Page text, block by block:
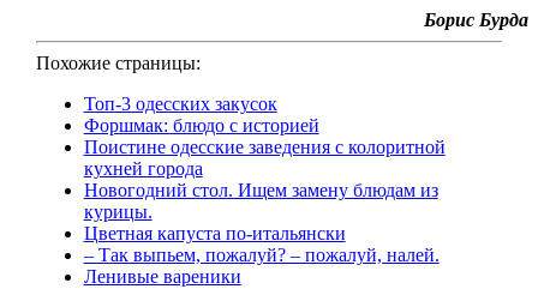
Борис Бурда
Похожие страницы:
Топ-3 одесских закусок
Форшмак: блюдо с историей
Поистине одесские заведения с колоритной
кухней города
Новогодний стол. Ищем замену блюдам из
курицы.
Цветная капуста по-итальянски
– Так выпьем, пожалуй? – пожалуй, налей.
Ленивые вареники